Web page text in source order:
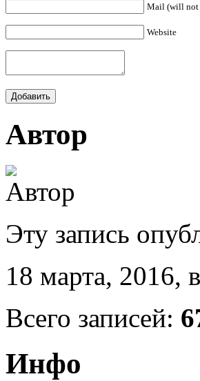
Mail (will not
Website
Автор
Эту запись
18 марта, 2016,
Всего записей:
Инфо